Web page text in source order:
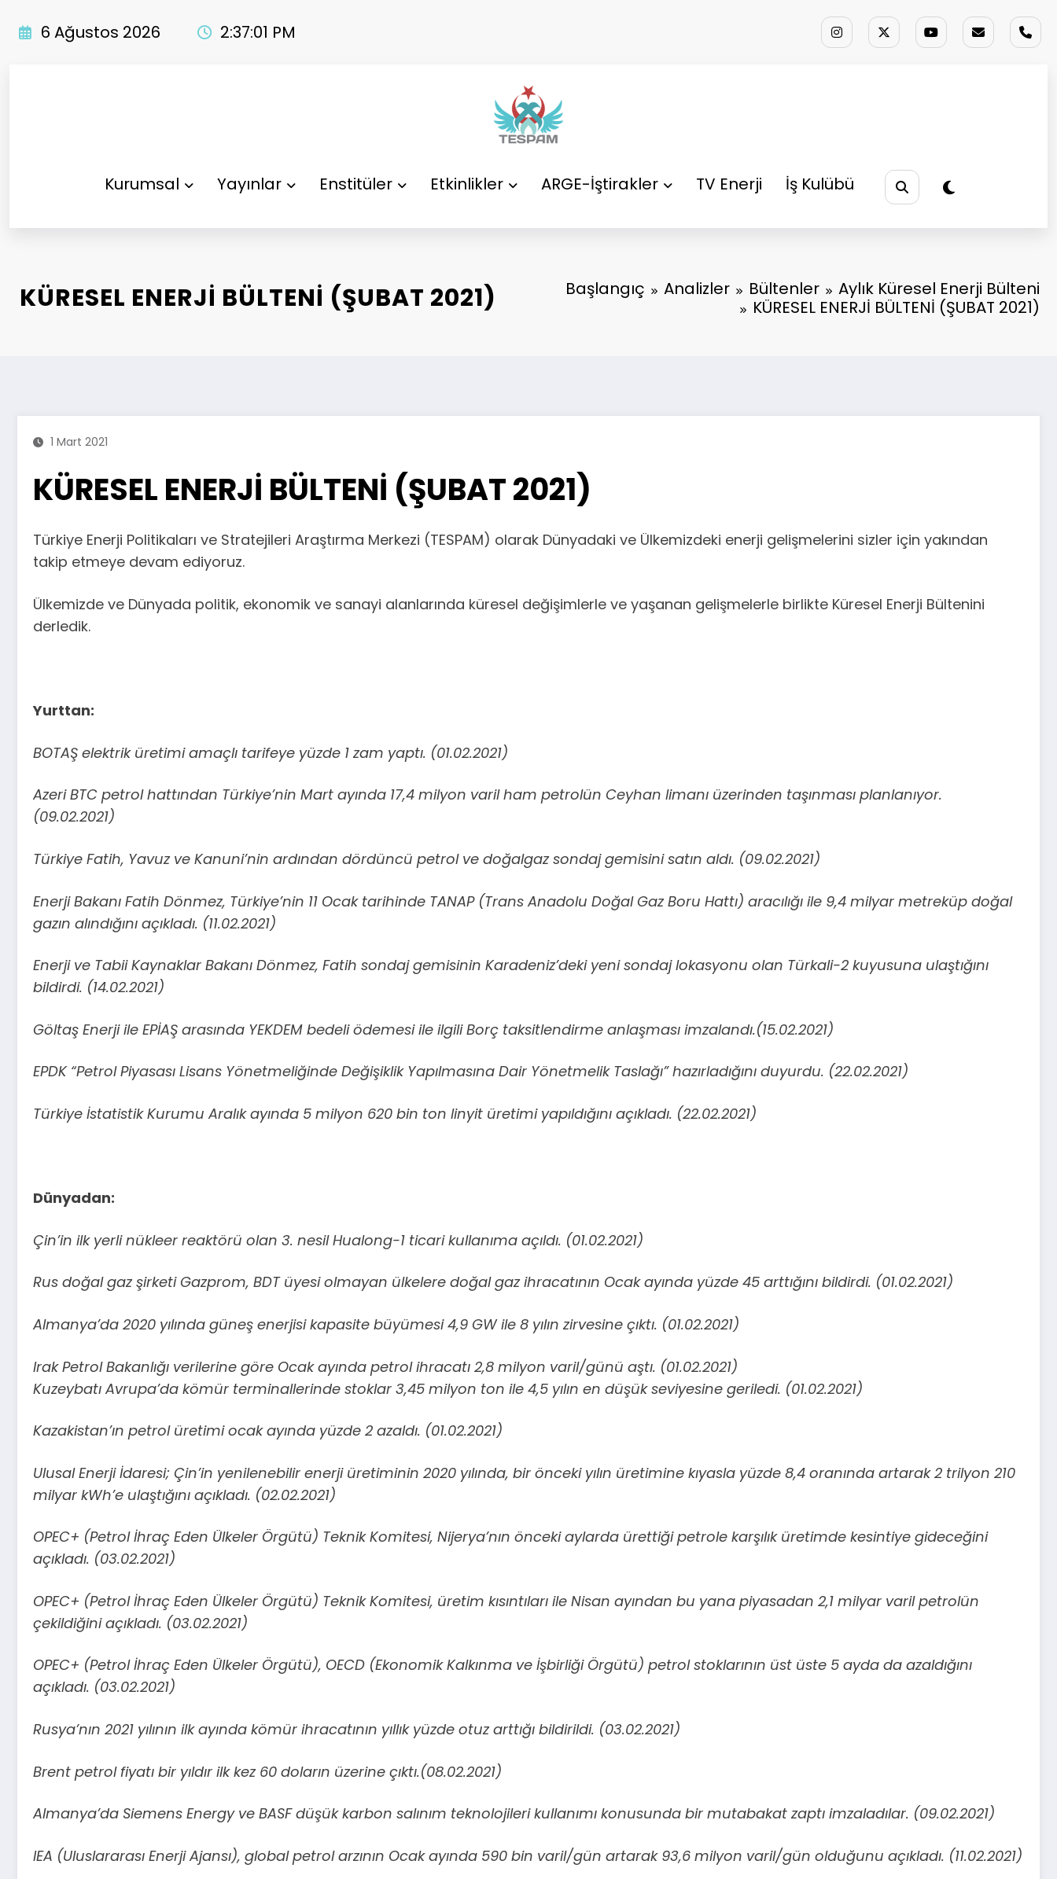
atla
6 Ağustos 2026 2:37:02 PM
Kurumsal Yayınlar Enstitüler Etkinlikler ARGE-İştirakler TV Enerji İş Kulübü
KÜRESEL ENERJİ BÜLTENİ (ŞUBAT 2021) Başlangıç Analizler Bültenler
Aylık Küresel Enerji Bülteni
KÜRESEL ENERJİ BÜLTENİ (ŞUBAT 2021)
1 Mart 2021
KÜRESEL ENERJİ BÜLTENİ (ŞUBAT 2021)
Türkiye Enerji Politikaları ve Stratejileri Araştırma Merkezi (TESPAM) olarak Dünyadaki ve Ülkemizdeki enerji gelişmelerini sizler için yakından
takip etmeye devam ediyoruz.
Ülkemizde ve Dünyada politik, ekonomik ve sanayi alanlarında küresel değişimlerle ve yaşanan gelişmelerle birlikte Küresel Enerji Bültenini
derledik.
Yurttan:
BOTAŞ elektrik üretimi amaçlı tarifeye yüzde 1 zam yaptı. (01.02.2021)
Azeri BTC petrol hattından Türkiye’nin Mart ayında 17,4 milyon varil ham petrolün Ceyhan limanı üzerinden taşınması planlanıyor.
(09.02.2021)
Türkiye Fatih, Yavuz ve Kanuni’nin ardından dördüncü petrol ve doğalgaz sondaj gemisini satın aldı. (09.02.2021)
Enerji Bakanı Fatih Dönmez, Türkiye’nin 11 Ocak tarihinde TANAP (Trans Anadolu Doğal Gaz Boru Hattı) aracılığı ile 9,4 milyar metreküp doğal
gazın alındığını açıkladı. (11.02.2021)
Enerji ve Tabii Kaynaklar Bakanı Dönmez, Fatih sondaj gemisinin Karadeniz’deki yeni sondaj lokasyonu olan Türkali-2 kuyusuna ulaştığını
bildirdi. (14.02.2021)
Göltaş Enerji ile EPİAŞ arasında YEKDEM bedeli ödemesi ile ilgili Borç taksitlendirme anlaşması imzalandı.(15.02.2021)
EPDK “Petrol Piyasası Lisans Yönetmeliğinde Değişiklik Yapılmasına Dair Yönetmelik Taslağı” hazırladığını duyurdu. (22.02.2021)
Türkiye İstatistik Kurumu Aralık ayında 5 milyon 620 bin ton linyit üretimi yapıldığını açıkladı. (22.02.2021)
Dünyadan:
Çin’in ilk yerli nükleer reaktörü olan 3. nesil Hualong-1 ticari kullanıma açıldı. (01.02.2021)
Rus doğal gaz şirketi Gazprom, BDT üyesi olmayan ülkelere doğal gaz ihracatının Ocak ayında yüzde 45 arttığını bildirdi. (01.02.2021)
Almanya’da 2020 yılında güneş enerjisi kapasite büyümesi 4,9 GW ile 8 yılın zirvesine çıktı. (01.02.2021)
Irak Petrol Bakanlığı verilerine göre Ocak ayında petrol ihracatı 2,8 milyon varil/günü aştı. (01.02.2021)
Kuzeybatı Avrupa’da kömür terminallerinde stoklar 3,45 milyon ton ile 4,5 yılın en düşük seviyesine geriledi. (01.02.2021)
Kazakistan’ın petrol üretimi ocak ayında yüzde 2 azaldı. (01.02.2021)
Ulusal Enerji İdaresi; Çin’in yenilenebilir enerji üretiminin 2020 yılında, bir önceki yılın üretimine kıyasla yüzde 8,4 oranında artarak 2 trilyon 210
milyar kWh’e ulaştığını açıkladı. (02.02.2021)
OPEC+ (Petrol İhraç Eden Ülkeler Örgütü) Teknik Komitesi, Nijerya’nın önceki aylarda ürettiği petrole karşılık üretimde kesintiye gideceğini
açıkladı. (03.02.2021)
OPEC+ (Petrol İhraç Eden Ülkeler Örgütü) Teknik Komitesi, üretim kısıntıları ile Nisan ayından bu yana piyasadan 2,1 milyar varil petrolün
çekildiğini açıkladı. (03.02.2021)
OPEC+ (Petrol İhraç Eden Ülkeler Örgütü), OECD (Ekonomik Kalkınma ve İşbirliği Örgütü) petrol stoklarının üst üste 5 ayda da azaldığını
açıkladı. (03.02.2021)
Rusya’nın 2021 yılının ilk ayında kömür ihracatının yıllık yüzde otuz arttığı bildirildi. (03.02.2021)
Brent petrol fiyatı bir yıldır ilk kez 60 doların üzerine çıktı.(08.02.2021)
Almanya’da Siemens Energy ve BASF düşük karbon salınım teknolojileri kullanımı konusunda bir mutabakat zaptı imzaladılar. (09.02.2021)
IEA (Uluslararası Enerji Ajansı), global petrol arzının Ocak ayında 590 bin varil/gün artarak 93,6 milyon varil/gün olduğunu açıkladı. (11.02.2021)